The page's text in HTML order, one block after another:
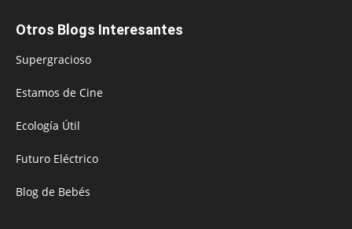
Otros Blogs Interesantes
Supergracioso
Estamos de Cine
Ecología Útil
Futuro Eléctrico
Blog de Bebés